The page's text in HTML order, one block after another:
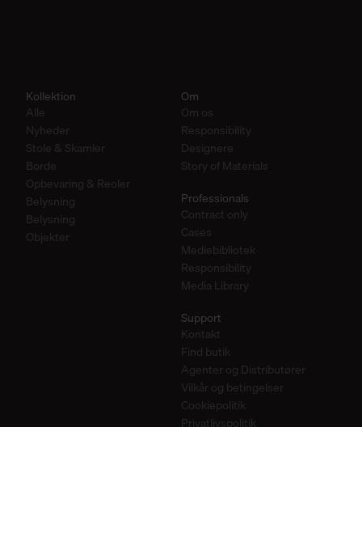
Kollektion
Alle
Nyheder
Stole & Skamler
Borde
Opbevaring & Reoler
Belysning
Belysning
Objekter
Om
Om os
Responsibility
Designere
Story of Materials
Professionals
Contract only
Cases
Mediebibliotek
Responsibility
Media Library
Support
Kontakt
Find butik
Agenter og Distributører
Vilkår og betingelser
Cookiepolitik
Privatlivspolitik